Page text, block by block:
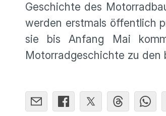
Geschichte des
werden erstmals öffentlich
sie bis Anfang Mai
Motorradgeschichte zu den